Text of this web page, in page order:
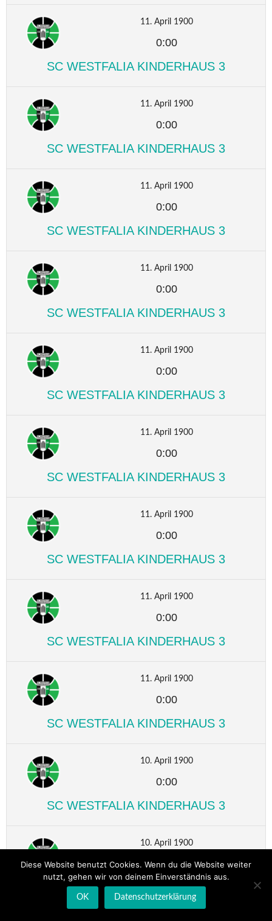
11. April 1900
0:00
SC WESTFALIA KINDERHAUS 3
11. April 1900
0:00
SC WESTFALIA KINDERHAUS 3
11. April 1900
0:00
SC WESTFALIA KINDERHAUS 3
11. April 1900
0:00
SC WESTFALIA KINDERHAUS 3
11. April 1900
0:00
SC WESTFALIA KINDERHAUS 3
11. April 1900
0:00
SC WESTFALIA KINDERHAUS 3
11. April 1900
0:00
SC WESTFALIA KINDERHAUS 3
11. April 1900
0:00
SC WESTFALIA KINDERHAUS 3
11. April 1900
0:00
SC WESTFALIA KINDERHAUS 3
10. April 1900
0:00
SC WESTFALIA KINDERHAUS 3
10. April 1900
0:00
SC WESTFALIA KINDERHAUS 3
Diese Website benutzt Cookies. Wenn du die Website weiter
nutzt, gehen wir von deinem Einverständnis aus.
OK Datenschutzerklärung